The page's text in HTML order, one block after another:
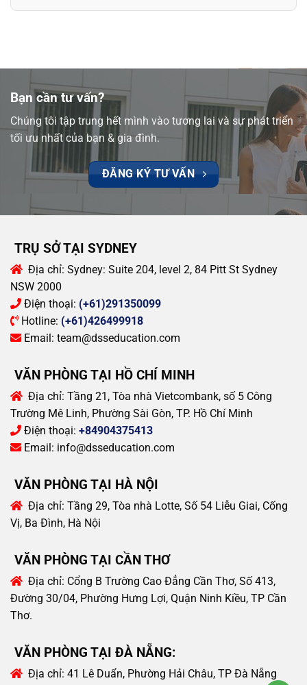
Bạn cần tư vấn?
Chúng tôi tập trung hết mình vào tương lai và sự phát triển
tối ưu nhất của bạn & gia đình.
ĐĂNG KÝ TƯ VẤN
TRỤ SỞ TẠI SYDNEY
Địa chỉ: Sydney: Suite 204, level 2, 84 Pitt St Sydney
NSW 2000
Điện thoại: (+61)291350099
Hotline: (+61)426499918
Email: team@dsseducation.com
VĂN PHÒNG TẠI HỒ CHÍ MINH
Địa chỉ: Tầng 21, Tòa nhà Vietcombank, số 5 Công
Trường Mê Linh, Phường Sài Gòn, TP. Hồ Chí Minh
Điện thoại: +84904375413
Email: info@dsseducation.com
VĂN PHÒNG TẠI HÀ NỘI
Địa chỉ: Tầng 29, Tòa nhà Lotte, Số 54 Liễu Giai, Cống
Vị, Ba Đình, Hà Nội
VĂN PHÒNG TẠI CẦN THƠ
Địa chỉ: Cổng B Trường Cao Đẳng Cần Thơ, Số 413,
Đường 30/04, Phường Hưng Lợi, Quận Ninh Kiều, TP Cần
Thơ.
VĂN PHÒNG TẠI ĐÀ NẴNG:
Địa chỉ: 41 Lê Duẩn, Phường Hải Châu, TP Đà Nẵng